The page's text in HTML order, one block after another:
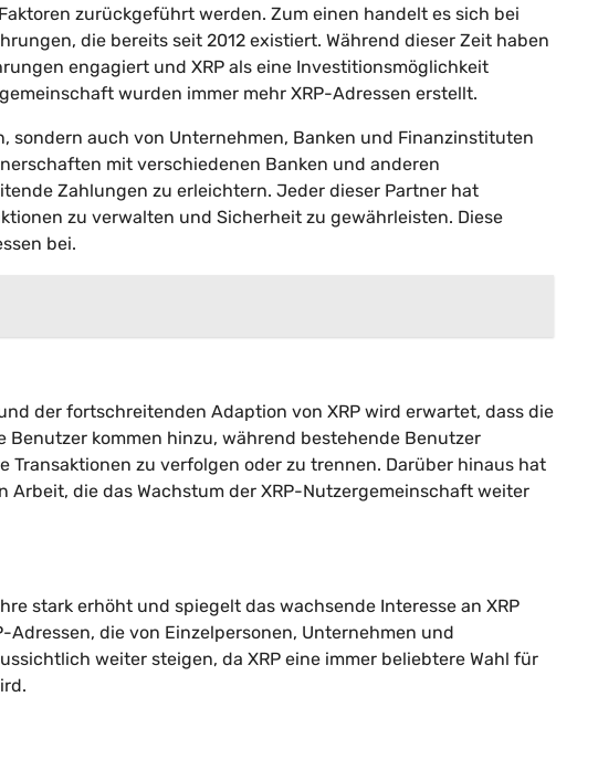
zurückgeführt werden. Zum einen handelt es sich bei
die bereits seit 2012 existiert. Während dieser Zeit haben
engagiert und XRP als eine Investitionsmöglichkeit
wurden immer mehr XRP-Adressen erstellt.
sondern auch von Unternehmen, Banken und Finanzinstituten
mit verschiedenen Banken und anderen
Zahlungen zu erleichtern. Jeder dieser Partner hat
zu verwalten und Sicherheit zu gewährleisten. Diese
bei.
der fortschreitenden Adaption von XRP wird erwartet, dass die
Benutzer kommen hinzu, während bestehende Benutzer
Transaktionen zu verfolgen oder zu trennen. Darüber hinaus hat
Arbeit, die das Wachstum der XRP-Nutzergemeinschaft weiter
stark erhöht und spiegelt das wachsende Interesse an XRP
die von Einzelpersonen, Unternehmen und
weiter steigen, da XRP eine immer beliebtere Wahl für